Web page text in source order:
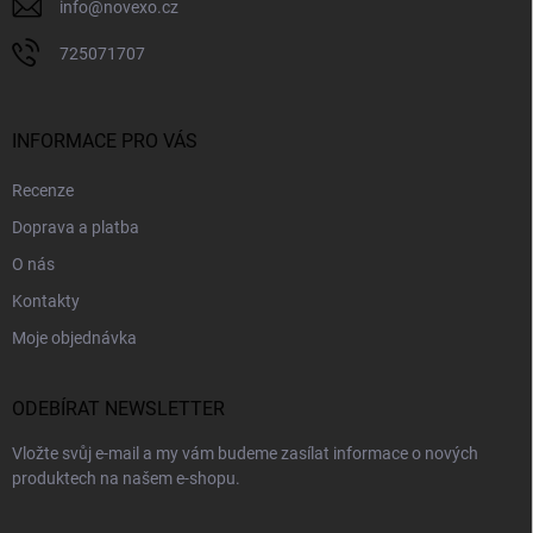
info@novexo.cz
725071707
INFORMACE PRO VÁS
Recenze
Doprava a platba
O nás
Kontakty
Moje objednávka
ODEBÍRAT NEWSLETTER
Vložte svůj e-mail a my vám budeme zasílat informace o nových
produktech na našem e-shopu.